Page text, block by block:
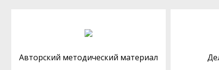
Авторский методический материал